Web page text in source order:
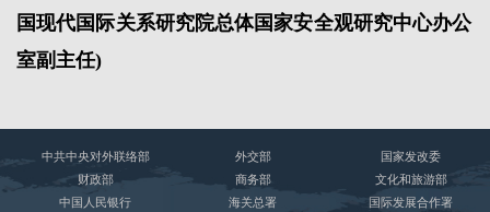
国现代国际关系研究院总体国家安全观研究中心办公
室副主任)
中共中央对外联络部 外交部
国家发改委
财政部
商务部
文化和旅游部
中国人民银行
海关总署 国际发展合作署